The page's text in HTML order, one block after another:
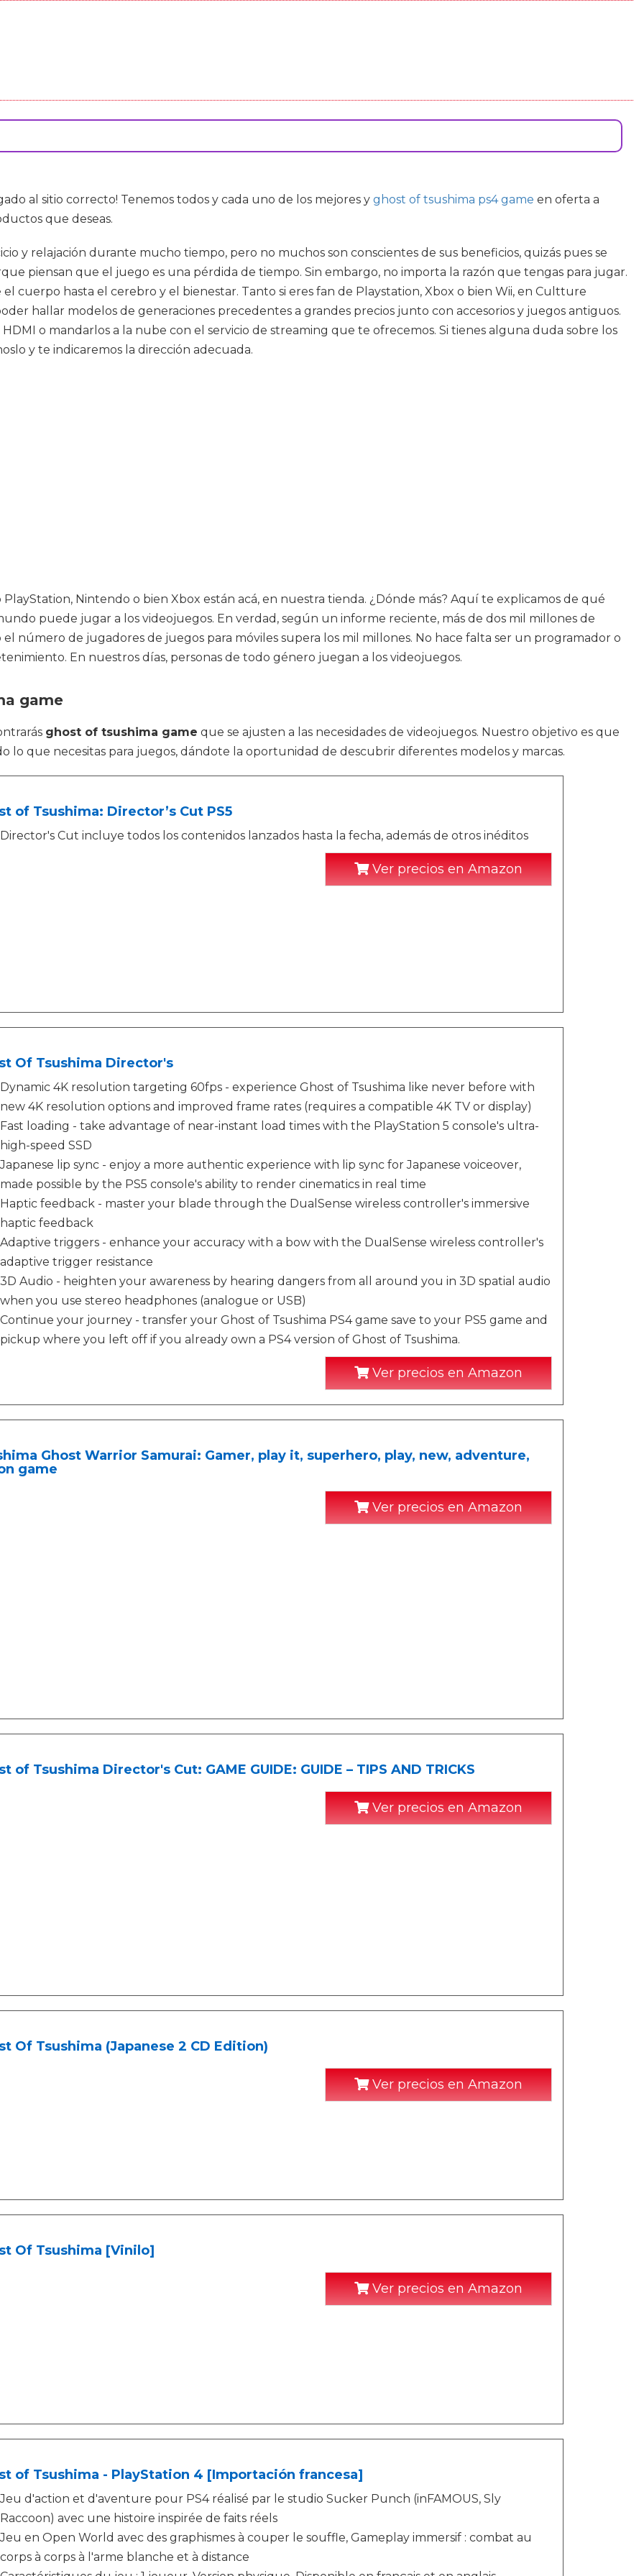
al sitio correcto! Tenemos todos y cada uno de los mejores y ghost of tsushima ps4 game en oferta a
que deseas.
y relajación durante mucho tiempo, pero no muchos son conscientes de sus beneficios, quizás pues se
piensan que el juego es una pérdida de tiempo. Sin embargo, no importa la razón que tengas para jugar.
cuerpo hasta el cerebro y el bienestar. Tanto si eres fan de Playstation, Xbox o bien Wii, en Cultture
hallar modelos de generaciones precedentes a grandes precios junto con accesorios y juegos antiguos.
o mandarlos a la nube con el servicio de streaming que te ofrecemos. Si tienes alguna duda sobre los
y te indicaremos la dirección adecuada.
Nintendo o bien Xbox están acá, en nuestra tienda. ¿Dónde más? Aquí te explicamos de qué
puede jugar a los videojuegos. En verdad, según un informe reciente, más de dos mil millones de
número de jugadores de juegos para móviles supera los mil millones. No hace falta ser un programador o
En nuestros días, personas de todo género juegan a los videojuegos.
game
ghost of tsushima game que se ajusten a las necesidades de videojuegos. Nuestro objetivo es que
lo que necesitas para juegos, dándote la oportunidad de descubrir diferentes modelos y marcas.
of Tsushima: Director’s Cut PS5
Director's Cut incluye todos los contenidos lanzados hasta la fecha, además de otros inéditos
Ver precios en Amazon
Of Tsushima Director's
Dynamic 4K resolution targeting 60fps - experience Ghost of Tsushima like never before with
new 4K resolution options and improved frame rates (requires a compatible 4K TV or display)
Fast loading - take advantage of near-instant load times with the PlayStation 5 console's ultra-
high-speed SSD
Japanese lip sync - enjoy a more authentic experience with lip sync for Japanese voiceover,
made possible by the PS5 console's ability to render cinematics in real time
Haptic feedback - master your blade through the DualSense wireless controller's immersive
haptic feedback
Adaptive triggers - enhance your accuracy with a bow with the DualSense wireless controller's
adaptive trigger resistance
3D Audio - heighten your awareness by hearing dangers from all around you in 3D spatial audio
when you use stereo headphones (analogue or USB)
Continue your journey - transfer your Ghost of Tsushima PS4 game save to your PS5 game and
pickup where you left off if you already own a PS4 version of Ghost of Tsushima.
Ver precios en Amazon
Ghost Warrior Samurai: Gamer, play it, superhero, play, new, adventure,
game
Ver precios en Amazon
of Tsushima Director's Cut: GAME GUIDE: GUIDE – TIPS AND TRICKS
Ver precios en Amazon
Of Tsushima (Japanese 2 CD Edition)
Ver precios en Amazon
Of Tsushima [Vinilo]
Ver precios en Amazon
of Tsushima - PlayStation 4 [Importación francesa]
Jeu d'action et d'aventure pour PS4 réalisé par le studio Sucker Punch (inFAMOUS, Sly
Raccoon) avec une histoire inspirée de faits réels
Jeu en Open World avec des graphismes à couper le souffle, Gameplay immersif : combat au
corps à corps à l'arme blanche et à distance